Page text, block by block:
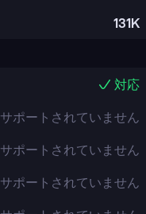
131K
対応
サポートされていません
サポートされていません
サポートされていません